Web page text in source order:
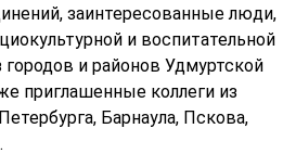
заинтересованные люди,
и воспитательной
и районов Удмуртской
приглашенные коллеги из
Барнаула, Пскова,